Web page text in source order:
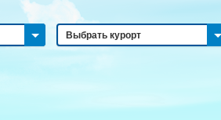
Выбрать курорт